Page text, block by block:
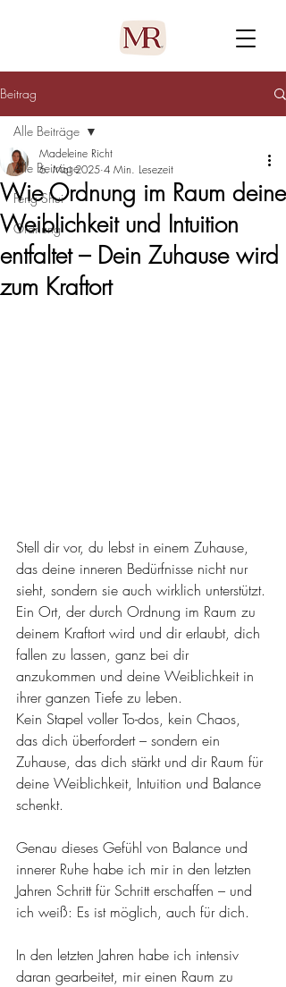
Beitrag
Alle Beiträge
Feng Shui
Ordnung
Alle Beiträge
Wie Ordnung im Raum deine
Weiblichkeit und Intuition
entfaltet – Dein Zuhause wird
zum Kraftort
Madeleine Richt
6. Mai 2025 4 Min. Lesezeit
Stell dir vor, du lebst in einem Zuhause,
das deine inneren Bedürfnisse nicht nur
sieht, sondern sie auch wirklich unterstützt.
Ein Ort, der durch Ordnung im Raum zu
deinem Kraftort wird und dir erlaubt, dich
fallen zu lassen, ganz bei dir
anzukommen und deine Weiblichkeit in
ihrer ganzen Tiefe zu leben.
Kein Stapel voller To-dos, kein Chaos,
das dich überfordert – sondern ein
Zuhause, das dich stärkt und dir Raum für
deine Weiblichkeit, Intuition und Balance
schenkt.
Genau dieses Gefühl von Balance und
innerer Ruhe habe ich mir in den letzten
Jahren Schritt für Schritt erschaffen – und
ich weiß: Es ist möglich, auch für dich.
In den letzten Jahren habe ich intensiv
daran gearbeitet, mir einen Raum zu